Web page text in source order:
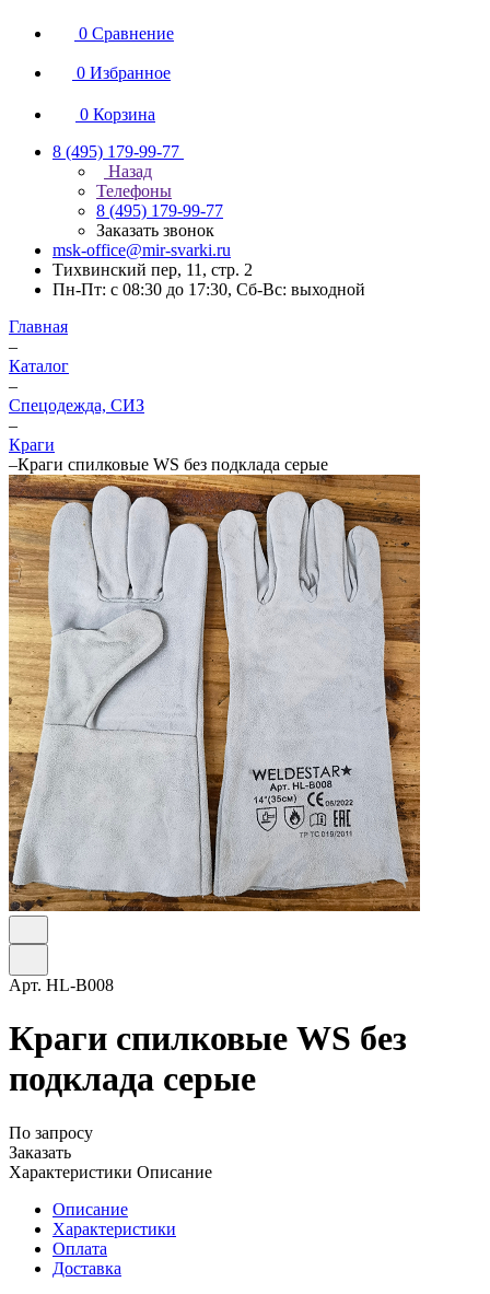
0 Сравнение
0 Избранное
0 Корзина
8 (495) 179-99-77
Назад
Телефоны
8 (495) 179-99-77
Заказать звонок
msk-office@mir-svarki.ru
Тихвинский пер, 11, стр. 2
Пн-Пт: с 08:30 до 17:30, Сб-Вс: выходной
Главная
–
Каталог
–
Спецодежда, СИЗ
–
Краги
–Краги спилковые WS без подклада серые
Арт. HL-B008
Краги спилковые WS без
подклада серые
По запросу
Заказать
Характеристики Описание
Описание
Характеристики
Оплата
Доставка